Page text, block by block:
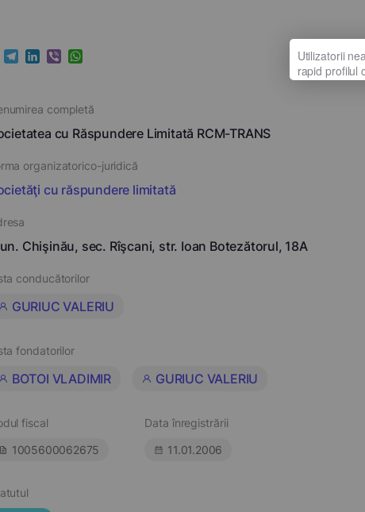
Telegram
LinkedIn
ViberWhatsApp
completă
cu Răspundere Limitată RCM-TRANS
organizatorico-juridică
cu răspundere limitată
Chişinău, sec. Rîşcani, str. Ioan Botezătorul, 18A
conducătorilor
GURIUC VALERIU
fondatorilor
BOTOI VLADIMIR GURIUC VALERIU
fiscal
1005600062675
Data înregistrării
11.01.2006